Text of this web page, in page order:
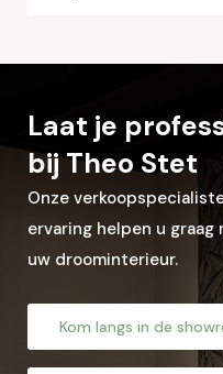
Let op: zorg dat alle
Laat je
bij Theo Stet
Onze
ervaring helpen u graag
uw droominterieur.
Kom langs in de